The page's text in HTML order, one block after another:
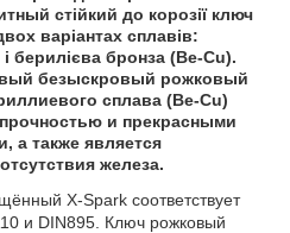
стійкий до корозії ключ
варіантах сплавів:
берилієва бронза (Be-Cu).
безыскровый рожковый
сплава (Be-Cu)
и прекрасными
а также является
железа.
X-Spark соответствует
и DIN895. Ключ рожковый